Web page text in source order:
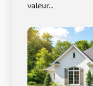
valeur...